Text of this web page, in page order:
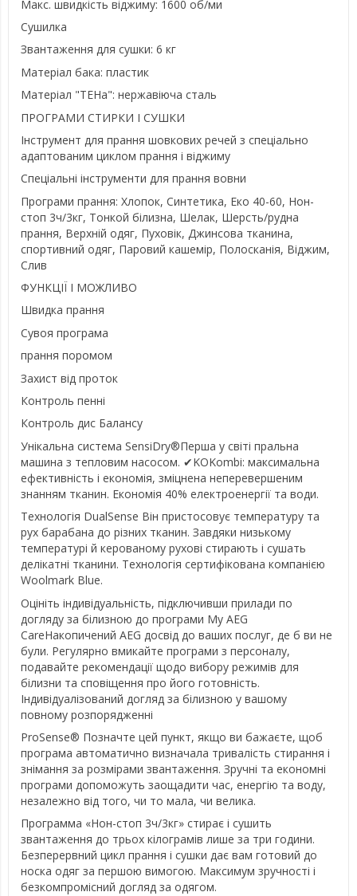
Макс. швидкість віджиму: 1600 об/ми
Сушилка
Звантаження для сушки: 6 кг
Матеріал бака: пластик
Матеріал "ТЕНа": нержавіюча сталь
ПРОГРАМИ СТИРКИ І СУШКИ
Інструмент для прання шовкових речей з спеціально
адаптованим циклом прання і віджиму
Спеціальні інструменти для прання вовни
Програми прання: Хлопок, Синтетика, Еко 40-60, Нон-
стоп 3ч/3кг, Тонкой білизна, Шелак, Шерсть/рудна
прання, Верхній одяг, Пуховік, Джинсова тканина,
спортивний одяг, Паровий кашемір, Полосканія, Віджим,
Слив
ФУНКЦІЇ І МОЖЛИВО
Швидка прання
Сувоя програма
прання поромом
Захист від проток
Контроль пенні
Контроль дис Балансу
Унікальна система SensiDry®Перша у світі пральна
машина з тепловим насосом. ✔KOKombi: максимальна
ефективність і економія, зміцнена неперевершеним
знанням тканин. Економія 40% електроенергії та води.
Технологія DualSense Він пристосовує температуру та
рух барабана до різних тканин. Завдяки низькому
температурі й керованому рухові стирають і сушать
делікатні тканини. Технологія сертифікована компанією
Woolmark Blue.
Оцініть індивідуальність, підключивши прилади по
догляду за білизною до програми My AEG
CareНакопичений AEG досвід до ваших послуг, де б ви не
були. Регулярно вмикайте програми з персоналу,
подавайте рекомендації щодо вибору режимів для
білизни та сповіщення про його готовність.
Індивідуалізований догляд за білизною у вашому
повному розпорядженні
ProSense® Позначте цей пункт, якщо ви бажаєте, щоб
програма автоматично визначала тривалість стирання і
знімання за розмірами звантаження. Зручні та економні
програми допоможуть заощадити час, енергію та воду,
незалежно від того, чи то мала, чи велика.
Программа «Нон-стоп 3ч/3кг» стирає і сушить
звантаження до трьох кілограмів лише за три години.
Безперервний цикл прання і сушки дає вам готовий до
носка одяг за першою вимогою. Максимум зручності і
безкомпромісний догляд за одягом.